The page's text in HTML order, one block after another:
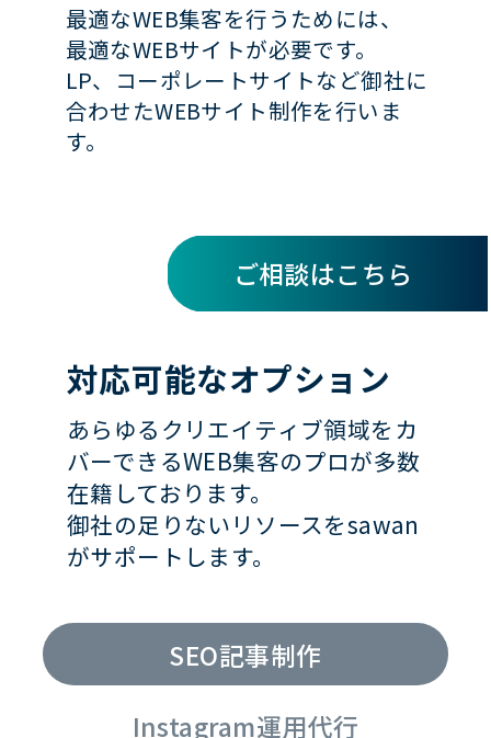
最適なWEB集客を行うためには、
最適なWEBサイトが必要です。
LP、コーポレートサイトなど御社に
合わせたWEBサイト制作を行いま
す。
ご相談はこちら
対応可能なオプション
あらゆるクリエイティブ領域をカ
バーできるWEB集客のプロが多数
在籍しております。
御社の足りないリソースをsawan
がサポートします。
SEO記事制作
Instagram運用代行